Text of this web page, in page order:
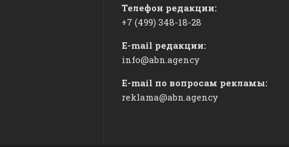
Телефон редакции:
+7 (499) 348-18-28
E-mail редакции:
info@abn.agency
E-mail по вопросам рекламы:
reklama@abn.agency